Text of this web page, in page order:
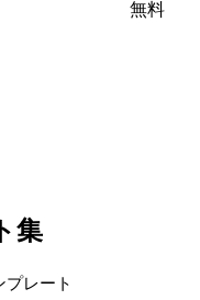
無料
集
レート